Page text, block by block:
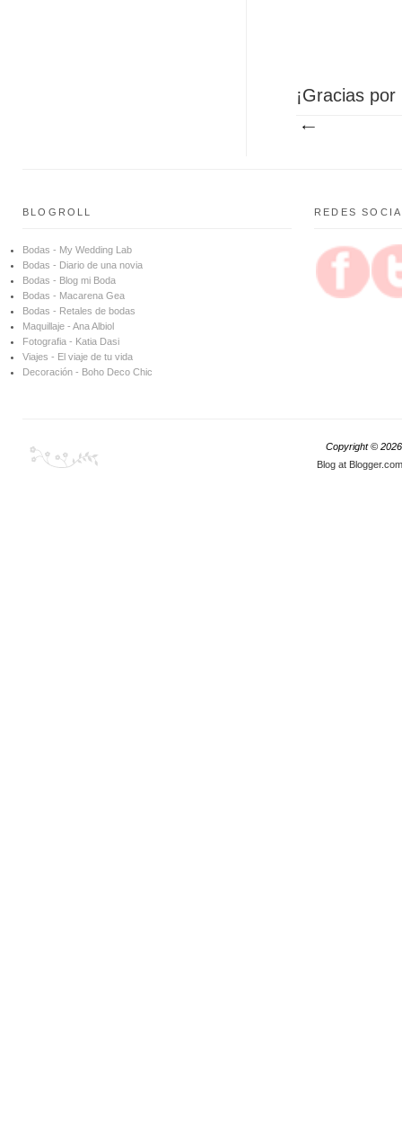
¡Gracias
BLOGROLL
Bodas - My Wedding Lab
Bodas - Diario de una novia
Bodas - Blog mi Boda
Bodas - Macarena Gea
Bodas - Retales de bodas
Maquillaje - Ana Albiol
Fotografia - Katia Dasi
Viajes - El viaje de tu vida
Decoración - Boho Deco Chic
REDES
Copyright ©
Blog at Blogger.com